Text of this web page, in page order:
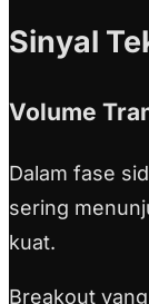
Sinyal
Volume
Dalam fase
sering
kuat.
Breakout